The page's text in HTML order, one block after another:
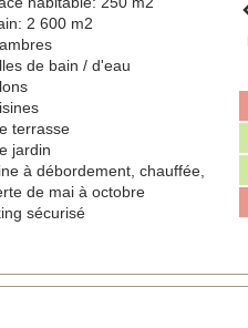
2 600 m2
de bain / d'eau
terrasse
jardin
à débordement, chauffée,
de mai à octobre
sécurisé